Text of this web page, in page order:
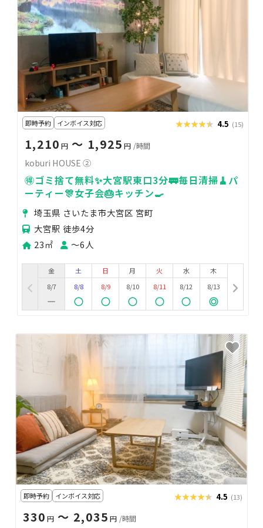
即時予約 インボイス対応 ★★★★★
★★★★★ 4.5 (15)
1,210 円〜 1,925 円 /時間
koburi HOUSE ②
🉐ゴミ捨て無料✨大宮駅東口3分🚃毎日清掃🧹パ
ーティー🎊女子会🎂キッチン🍳
埼玉県 さいたま市大宮区 宮町
大宮駅 徒歩4分
23㎡
〜6人
金
8/7
土
8/8
日
8/9
月
8/10
火
8/11
水
8/12
木
8/13
即時予約 インボイス対応 ★★★★★
★★★★★ 4.5 (13)
330 円 〜 2,035 円 /時間